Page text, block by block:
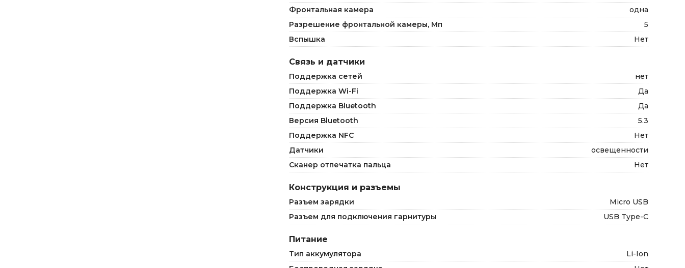
Фронтальная камера
одна
Разрешение фронтальной камеры, Мп
5
Вспышка
Нет
Связь и датчики
Поддержка сетей
нет
Поддержка Wi-Fi
Да
Поддержка Bluetooth
Да
Версия Bluetooth
5.3
Поддержка NFC
Нет
Датчики
освещенности
Сканер отпечатка пальца
Нет
Конструкция и разъемы
Разъем зарядки
Micro USB
Разъем для подключения гарнитуры
USB Type-C
Питание
Тип аккумулятора
Li-Ion